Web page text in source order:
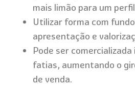
mais limão para um
Utilizar forma com
apresentação e
Pode ser
fatias, aumentando o
de venda.